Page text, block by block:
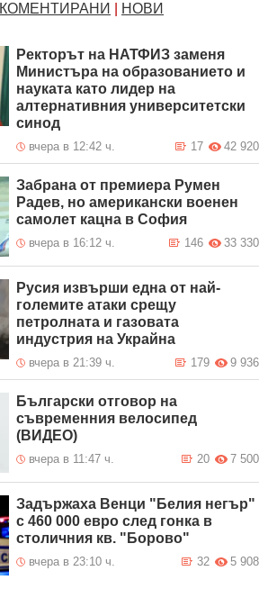
КОМЕНТИРАНИ НОВИ
Ректорът на НАТФИЗ заменя
Министъра на образованието и
науката като лидер на
алтернативния университетски
синод
вчера в 12:42 ч. 42 920
17
Забрана от премиера Румен
Радев, но американски военен
самолет кацна в София
вчера в 16:12 ч. 33 330
146
Русия извърши една от най-
големите атаки срещу
петролната и газовата
индустрия на Украйна
вчера в 21:39 ч. 9 936
179
Български отговор на
съвременния велосипед
(ВИДЕО)
вчера в 11:47 ч. 7 500
20
Задържаха Венци "Белия негър"
с 460 000 евро след гонка в
столичния кв. "Борово"
вчера в 23:10 ч. 5 908
32